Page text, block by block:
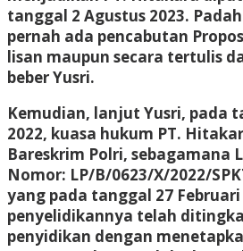
tanggal 2 Agustus 2023.
pernah ada pencabutan
lisan maupun secara tertulis
beber Yusri.
Kemudian, lanjut Yusri, pada
2022, kuasa hukum PT.
Bareskrim Polri, sebagamana
Nomor: LP/B/0623/X/2022/
yang pada tanggal 27 Februari
penyelidikannya telah
penyidikan dengan